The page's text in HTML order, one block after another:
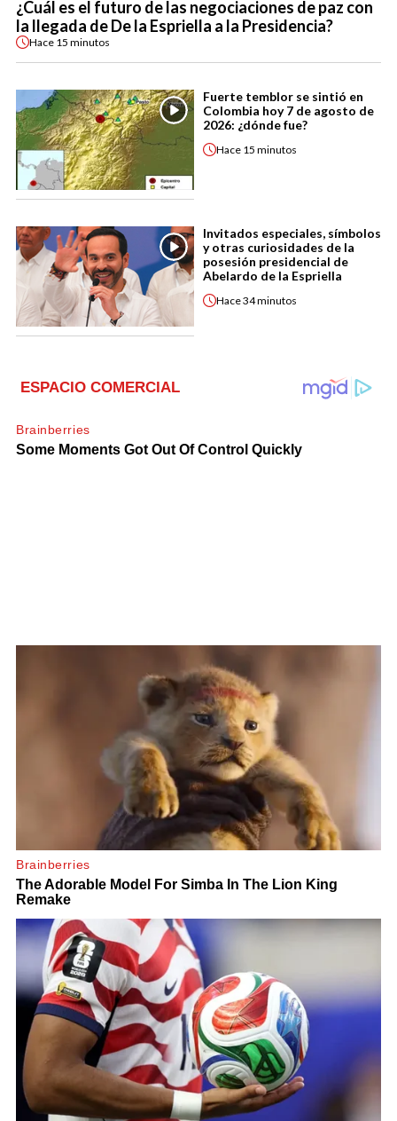
¿Cuál es el futuro de las negociaciones de paz con
la llegada de De la Espriella a la Presidencia?
Hace 15 minutos
Fuerte temblor se sintió en
Colombia hoy 7 de agosto de
2026: ¿dónde fue?
Hace 15 minutos
Invitados especiales, símbolos
y otras curiosidades de la
posesión presidencial de
Abelardo de la Espriella
Hace34 minutos